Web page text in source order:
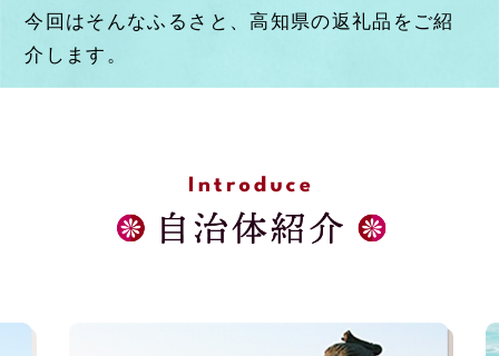
今回はそんなふるさと、高知県の返礼品をご紹
介します。